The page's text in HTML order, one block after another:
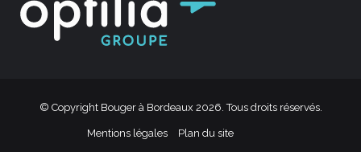
© Copyright Bouger à Bordeaux 2026. Tous droits réservés.
Mentions légales Plan du site